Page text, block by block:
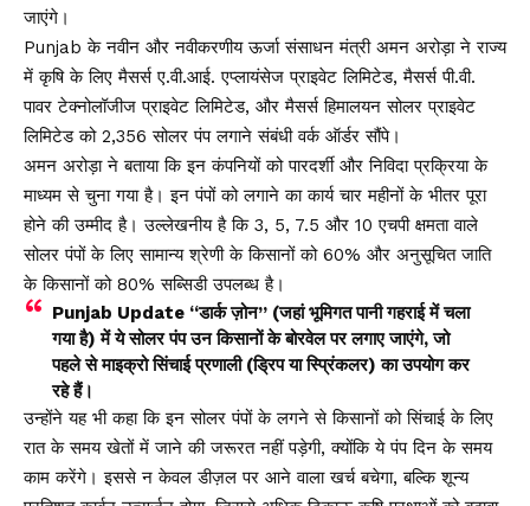
जाएंगे।
Punjab के नवीन और नवीकरणीय ऊर्जा संसाधन मंत्री अमन अरोड़ा ने राज्य
में कृषि के लिए मैसर्स ए.वी.आई. एप्लायंसेज प्राइवेट लिमिटेड, मैसर्स पी.वी.
पावर टेक्नोलॉजीज प्राइवेट लिमिटेड, और मैसर्स हिमालयन सोलर प्राइवेट
लिमिटेड को 2,356 सोलर पंप लगाने संबंधी वर्क ऑर्डर सौंपे।
अमन अरोड़ा ने बताया कि इन कंपनियों को पारदर्शी और निविदा प्रक्रिया के
माध्यम से चुना गया है। इन पंपों को लगाने का कार्य चार महीनों के भीतर पूरा
होने की उम्मीद है। उल्लेखनीय है कि 3, 5, 7.5 और 10 एचपी क्षमता वाले
सोलर पंपों के लिए सामान्य श्रेणी के किसानों को 60% और अनुसूचित जाति
के किसानों को 80% सब्सिडी उपलब्ध है।
Punjab Update “डार्क ज़ोन” (जहां भूमिगत पानी गहराई में चला
गया है) में ये सोलर पंप उन किसानों के बोरवेल पर लगाए जाएंगे, जो
पहले से माइक्रो सिंचाई प्रणाली (ड्रिप या स्प्रिंकलर) का उपयोग कर
रहे हैं।
उन्होंने यह भी कहा कि इन सोलर पंपों के लगने से किसानों को सिंचाई के लिए
रात के समय खेतों में जाने की जरूरत नहीं पड़ेगी, क्योंकि ये पंप दिन के समय
काम करेंगे। इससे न केवल डीज़ल पर आने वाला खर्च बचेगा, बल्कि शून्य